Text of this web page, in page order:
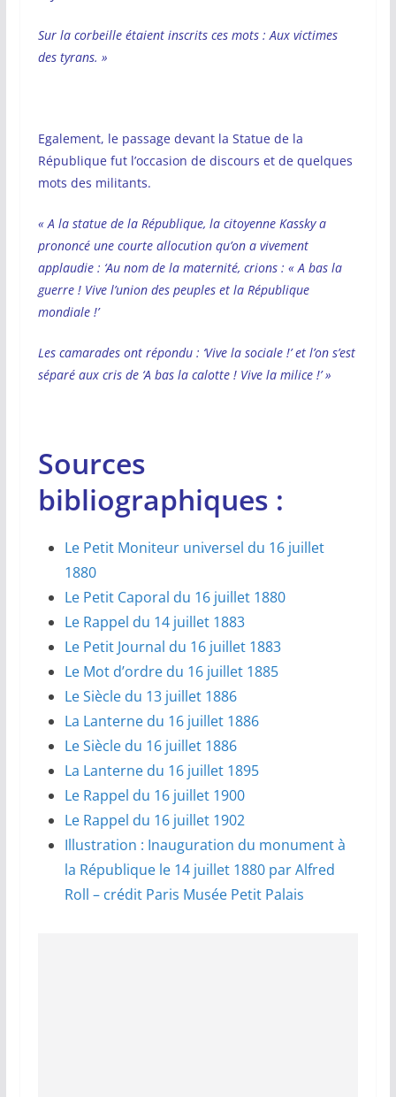
Sur la corbeille étaient inscrits ces mots : Aux victimes
des tyrans. »
Egalement, le passage devant la Statue de la
République fut l’occasion de discours et de quelques
mots des militants.
« A la statue de la République, la citoyenne Kassky a
prononcé une courte allocution qu’on a vivement
applaudie : ‘Au nom de la maternité, crions : « A bas la
guerre ! Vive l’union des peuples et la République
mondiale !’
Les camarades ont répondu : ‘Vive la sociale !’ et l’on s’est
séparé aux cris de ‘A bas la calotte ! Vive la milice !’ »
Sources
bibliographiques :
Le Petit Moniteur universel du 16 juillet
1880
Le Petit Caporal du 16 juillet 1880
Le Rappel du 14 juillet 1883
Le Petit Journal du 16 juillet 1883
Le Mot d’ordre du 16 juillet 1885
Le Siècle du 13 juillet 1886
La Lanterne du 16 juillet 1886
Le Siècle du 16 juillet 1886
La Lanterne du 16 juillet 1895
Le Rappel du 16 juillet 1900
Le Rappel du 16 juillet 1902
Illustration : Inauguration du monument à
la République le 14 juillet 1880 par Alfred
Roll – crédit Paris Musée Petit Palais